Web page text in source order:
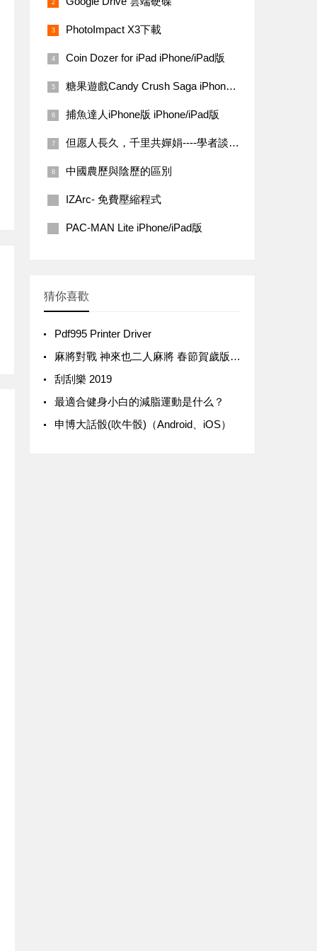
PhotoImpact X3下載
Coin Dozer for iPad iPhone/iPad版
糖果遊戲Candy Crush Saga iPhone/iPad 版
捕魚達人iPhone版 iPhone/iPad版
但愿人長久，千里共嬋娟----學者談中秋文化蘊涵
中國農歷與陰歷的區別
IZArc- 免費壓縮程式
PAC-MAN Lite iPhone/iPad版
猜你喜歡
Pdf995 Printer Driver
麻將對戰 神來也二人麻將 春節賀歲版 iPhone/iPad版
‎刮刮樂 2019
最適合健身小白的減脂運動是什么？
‎申博大話骰(吹牛骰)（Android、iOS）